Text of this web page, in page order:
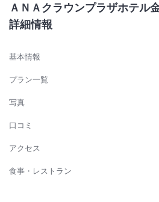
ＡＮＡクラウンプラザホテ
詳細情報
基本情報
プラン一覧
写真
口コミ
アクセス
食事・レストラン